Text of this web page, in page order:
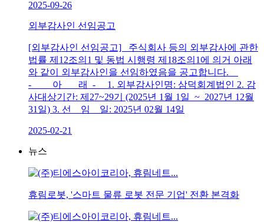
2025-09-26
외부감사인 선임공고
[외부감사인 선임공고] 주식회사 등의 외부감사에 관한
법률 제12조의1 및 동법 시행령 제18조의1에 의거 아래
와 같이 외부감사인을 선임하였음을 공고합니다.
- 아 래 - 1. 외부감사인명: 삼덕회계법인 2. 감
사대상기간: 제27~29기 (2025년 1월 1일 ~ 2027년 12월
31일) 3. 선 임 일: 2025년 02월 14일
2025-02-21
뉴스
휴림로봇, '스마트 물류 로봇 전문 기업' 전환 본격화